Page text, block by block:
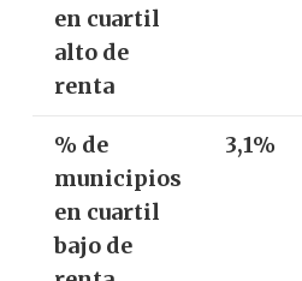
en cuartil
alto de
renta
% de
municipios
en cuartil
bajo de
3,1%